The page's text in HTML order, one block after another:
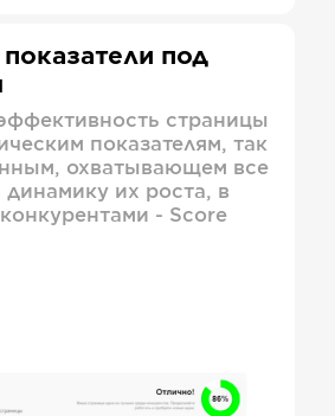
под
страницы
показателям, так
охватывающем все
динамику их роста, в
- Score